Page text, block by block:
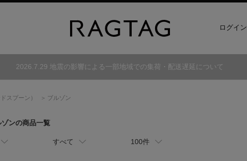
ログイン
2026.7.29 地震の影響による一部地域での集荷・配送遅延について
スプーン） ブルゾン
ゾンの商品一覧
すべて 100件